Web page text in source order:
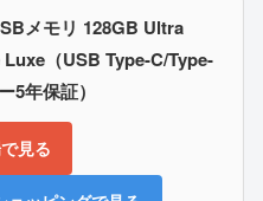
メモリ 128GB Ultra
（USB Type-C/Type-
5年保証）
見る